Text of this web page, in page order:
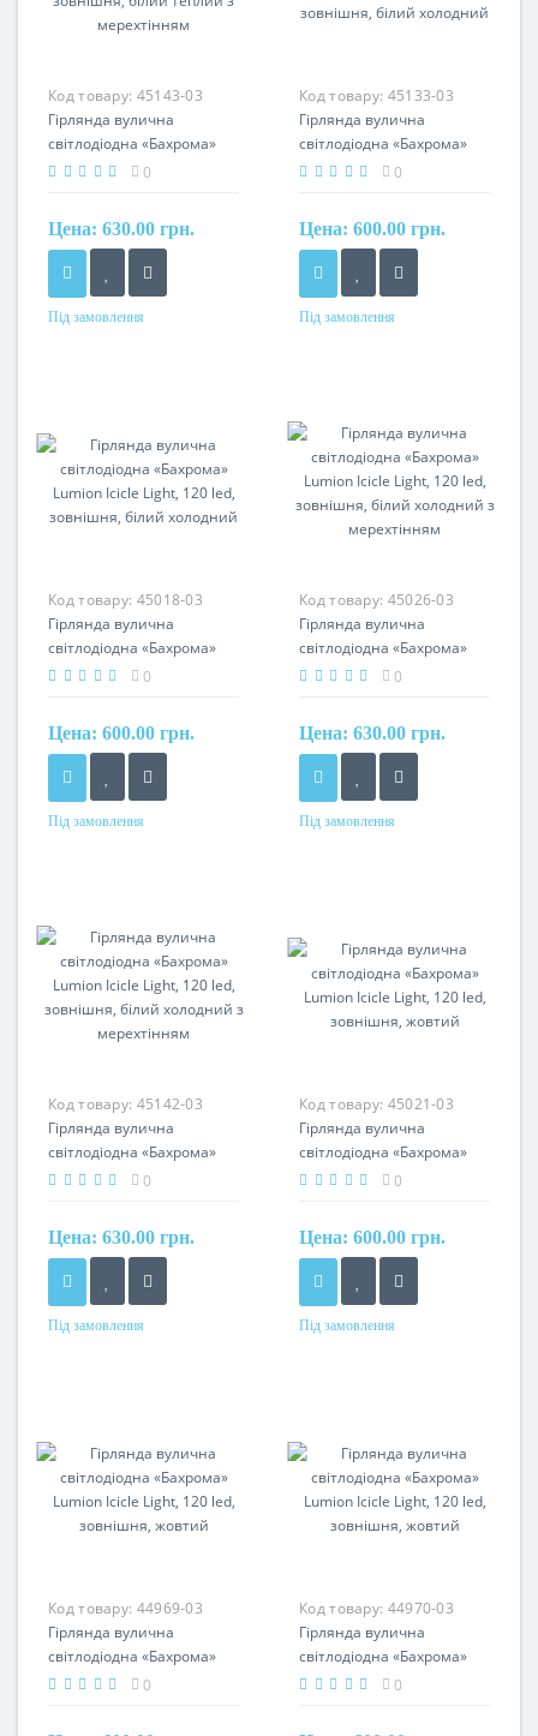
Код товару: 45143-03
Гірлянда вулична
світлодіодна «Бахрома»
Lumion Icicle Light, 120 led,
0
Цена: 630.00 грн.
Під замовлення
Код товару: 45133-03
Гірлянда вулична
світлодіодна «Бахрома»
Lumion Icicle Light, 120 led,
0
Цена: 600.00 грн.
Під замовлення
Код товару: 45018-03
Гірлянда вулична
світлодіодна «Бахрома»
Lumion Icicle Light, 120 led,
0
Цена: 600.00 грн.
Під замовлення
Код товару: 45026-03
Гірлянда вулична
світлодіодна «Бахрома»
Lumion Icicle Light, 120 led,
0
Цена: 630.00 грн.
Під замовлення
Код товару: 45142-03
Гірлянда вулична
світлодіодна «Бахрома»
Lumion Icicle Light, 120 led,
0
Цена: 630.00 грн.
Під замовлення
Код товару: 45021-03
Гірлянда вулична
світлодіодна «Бахрома»
Lumion Icicle Light, 120 led,
0
Цена: 600.00 грн.
Під замовлення
Код товару: 44969-03
Гірлянда вулична
світлодіодна «Бахрома»
Lumion Icicle Light, 120 led,
0
Код товару: 44970-03
Гірлянда вулична
світлодіодна «Бахрома»
Lumion Icicle Light, 120 led,
0